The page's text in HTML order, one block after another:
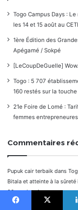
Togo Campus Days :
les 14 et 15 août au
1ère Édition des
Apégamé / Sokpé
[LeCoupDeGuelle]
Togo : 5 707
160 restés sur la touche
21e Foire de Lomé :
femmes entrepreneures
Commentaires
Pupuk cair terbaik dans
Bitala et atteinte à la sûreté
20ans de prison